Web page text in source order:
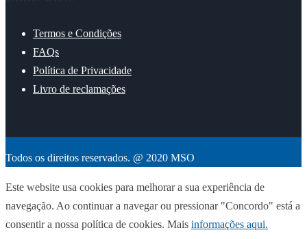
Termos e Condições
FAQs
Política de Privacidade
Livro de reclamações
Todos os direitos reservados. @ 2020 MSO
Este website usa cookies para melhorar a sua experiência de
navegação. Ao continuar a navegar ou pressionar "Concordo" está a
consentir a nossa política de cookies. Mais informações aqui.